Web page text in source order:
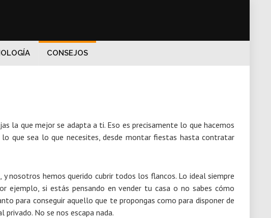
CONSEJOS
la que mejor se adapta a ti. Eso es precisamente lo que hacemos
que sea lo que necesites, desde montar fiestas hasta contratar
nosotros hemos querido cubrir todos los flancos. Lo ideal siempre
ejemplo, si estás pensando en vender tu casa o no sabes cómo
para conseguir aquello que te propongas como para disponer de
No se nos escapa nada.